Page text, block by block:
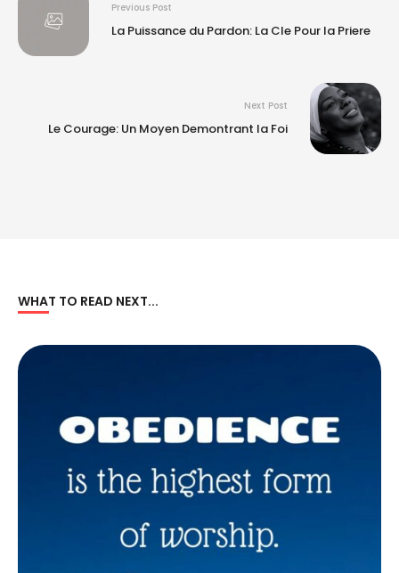
Previous Post
La Puissance du Pardon: La Cle Pour la Priere
Next Post
Le Courage: Un Moyen Demontrant la Foi
WHAT TO READ NEXT...